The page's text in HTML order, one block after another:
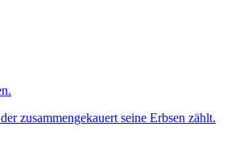
zusammengekauert seine Erbsen zählt.